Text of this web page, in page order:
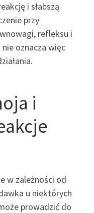
i słabszą
przy
refleksu i
oznacza więc
i
w zależności od
u niektórych
prowadzić do